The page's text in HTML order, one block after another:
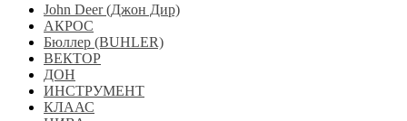
John Deer (Джон Дир)
АКРОС
Бюллер (BUHLER)
ВЕКТОР
ДОН
ИНСТРУМЕНТ
КЛААС